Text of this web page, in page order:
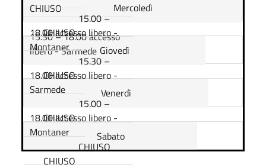
CHIUSO
15.30 – 18.00 accesso
libero - Sarmede
15.00 –
18.00 accesso libero -
Montaner
Mercoledì
CHIUSO
15.30 –
18.00 accesso libero -
Sarmede
Giovedì
CHIUSO
15.00 –
18.00 accesso libero -
Montaner
Venerdì
CHIUSO
CHIUSO
Sabato
CHIUSO